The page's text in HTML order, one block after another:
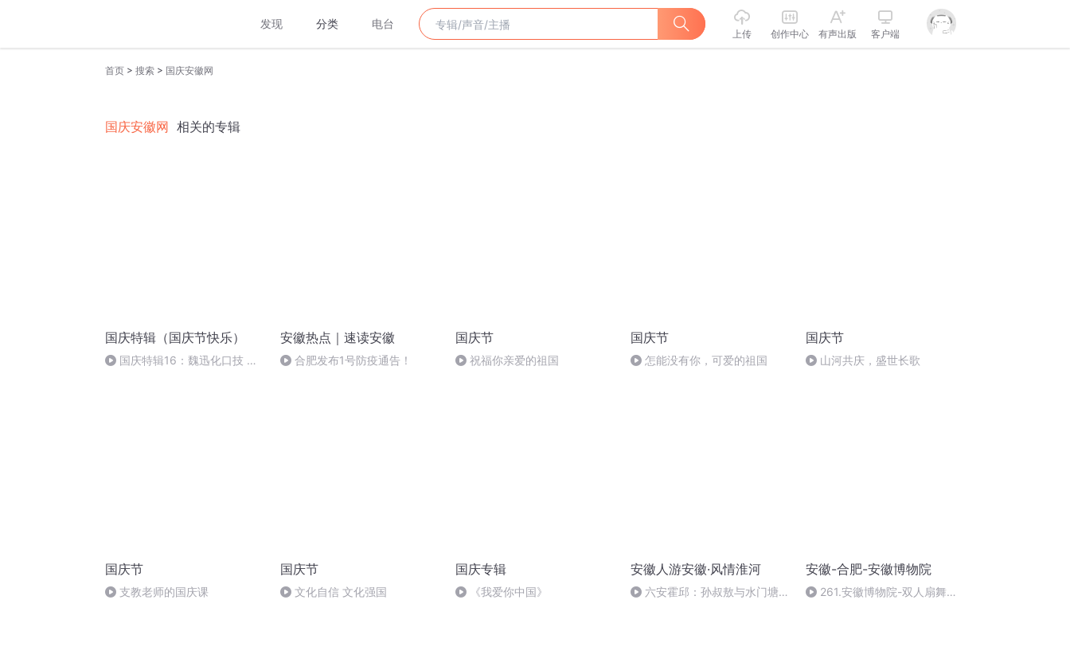
发现 分类 电台
上传 创作中心 有声出版 客户端
首页 > 搜索 > 国庆安徽网
国庆安徽网 相关的专辑
国庆特辑（国庆节快乐）
国庆特辑16：魏迅化口技 二
安徽热点｜速读安徽
合肥发布1号防疫通告！
国庆节
祝福你亲爱的祖国
国庆节
怎能没有你，可爱的祖国
国庆节
山河共庆，盛世长歌
国庆节
支教老师的国庆课
国庆节
文化自信 文化强国
国庆专辑
《我爱你中国》
安徽人游安徽·风情淮河
六安霍邱：孙叔敖与水门塘的
安徽-合肥-安徽博物院
261.安徽博物院-双人扇舞